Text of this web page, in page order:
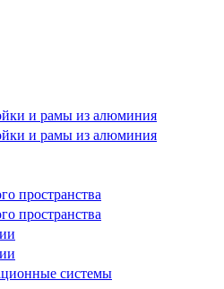
и рамы из алюминия
и рамы из алюминия
пространства
пространства
системы